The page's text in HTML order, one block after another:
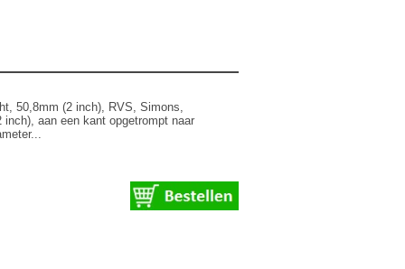
50,8mm (2 inch), RVS, Simons,
inch), aan een kant opgetrompt naar